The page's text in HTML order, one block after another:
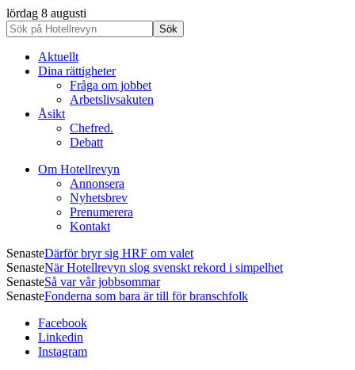
lördag 8 augusti
Aktuellt
Dina rättigheter
Fråga om jobbet
Arbetslivsakuten
Åsikt
Chefred.
Debatt
Om Hotellrevyn
Annonsera
Nyhetsbrev
Prenumerera
Kontakt
SenasteDärför bryr sig HRF om valet
SenasteNär Hotellrevyn slog svenskt rekord i simpelhet
SenasteSå var vår jobbsommar
SenasteFonderna som bara är till för branschfolk
Facebook
Linkedin
Instagram